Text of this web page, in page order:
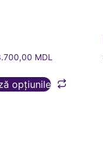
MDL
opțiunile